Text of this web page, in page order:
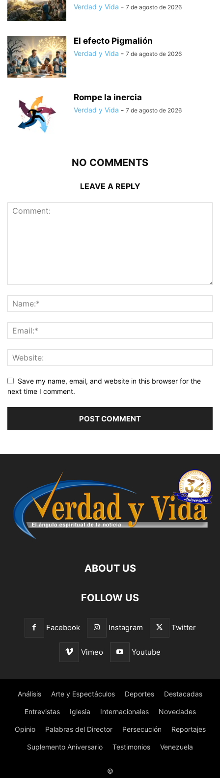
Verdad y Vida - 7 de agosto de 2026
El efecto Pigmalión
Verdad y Vida - 7 de agosto de 2026
Rompe la inercia
Verdad y Vida - 7 de agosto de 2026
NO COMMENTS
LEAVE A REPLY
Save my name, email, and website in this browser for the
next time I comment.
ABOUT US
FOLLOW US
Facebook Instagram Twitter
Vimeo Youtube
Análisis Arte y Espectáculos Deportes Destacadas
Entrevistas Iglesia Internacionales Novedades
Opinio Palabras del Director Persecución Reportajes
Suplemento Aniversario Testimonios Venezuela
©